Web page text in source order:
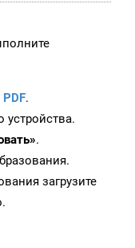
PDF.
устройства.
.
загрузите